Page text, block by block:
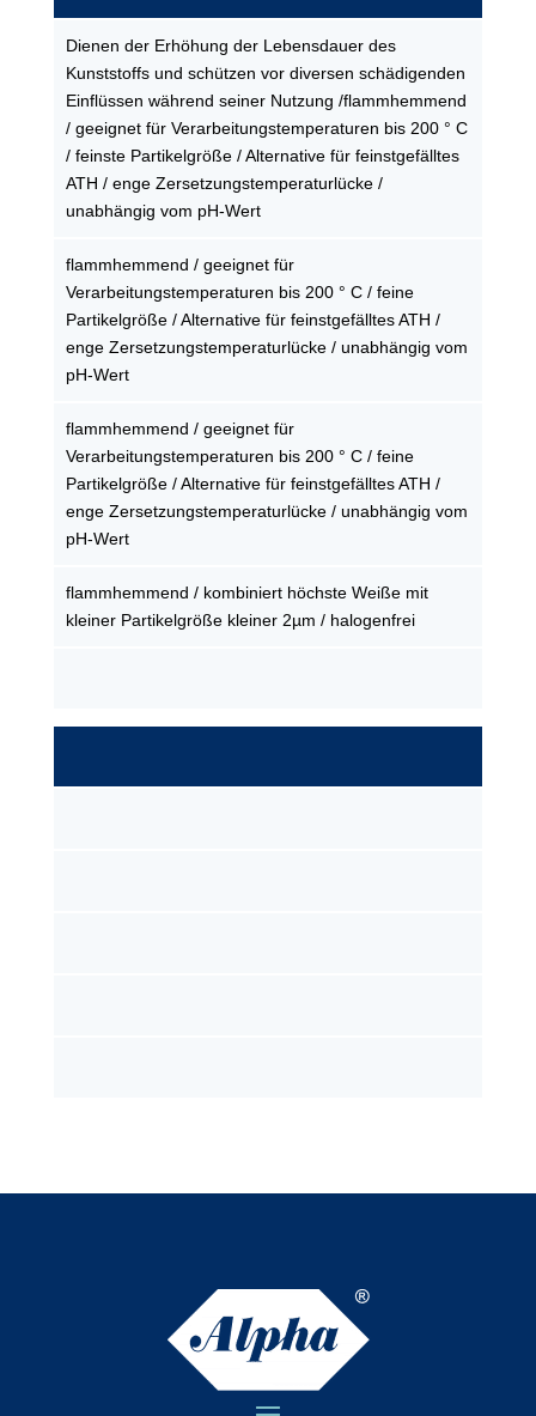
Dienen der Erhöhung der Lebensdauer des
Kunststoffs und schützen vor diversen schädigenden
Einflüssen während seiner Nutzung /flammhemmend
/ geeignet für Verarbeitungstemperaturen bis 200 ° C
/ feinste Partikelgröße / Alternative für feinstgefälltes
ATH / enge Zersetzungstemperaturlücke /
unabhängig vom pH-Wert
flammhemmend / geeignet für
Verarbeitungstemperaturen bis 200 ° C / feine
Partikelgröße / Alternative für feinstgefälltes ATH /
enge Zersetzungstemperaturlücke / unabhängig vom
pH-Wert
flammhemmend / geeignet für
Verarbeitungstemperaturen bis 200 ° C / feine
Partikelgröße / Alternative für feinstgefälltes ATH /
enge Zersetzungstemperaturlücke / unabhängig vom
pH-Wert
flammhemmend / kombiniert höchste Weiße mit
kleiner Partikelgröße kleiner 2µm / halogenfrei